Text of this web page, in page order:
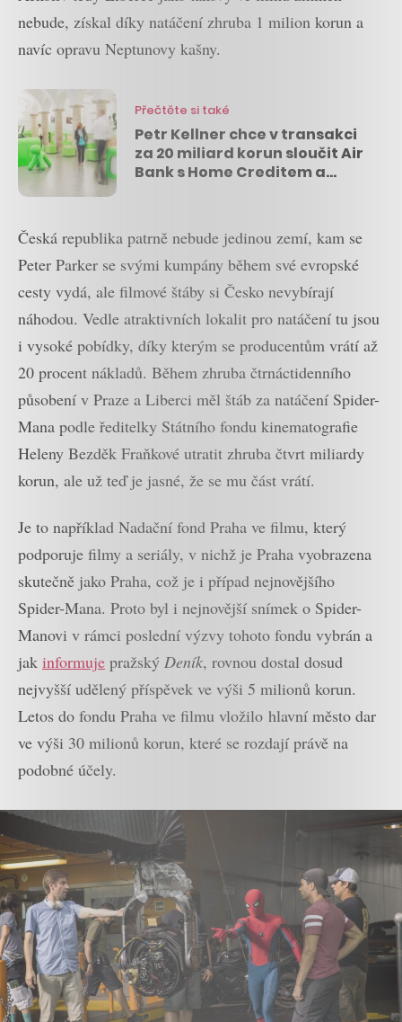
nebude, získal díky natáčení zhruba 1 milion korun a
navíc opravu Neptunovy kašny.
Přečtěte si také
Petr Kellner chce v transakci
za 20 miliard korun sloučit Air
Bank s Home Creditem a
Česká republika patrně nebude jedinou zemí, kam se
Peter Parker se svými kumpány během své evropské
cesty vydá, ale filmové štáby si Česko nevybírají
náhodou. Vedle atraktivních lokalit pro natáčení tu jsou
i vysoké pobídky, díky kterým se producentům vrátí až
20 procent nákladů. Během zhruba čtrnáctidenního
působení v Praze a Liberci měl štáb za natáčení Spider-
Mana podle ředitelky Státního fondu kinematografie
Heleny Bezděk Fraňkové utratit zhruba čtvrt miliardy
korun, ale už teď je jasné, že se mu část vrátí.
Je to například Nadační fond Praha ve filmu, který
podporuje filmy a seriály, v nichž je Praha vyobrazena
skutečně jako Praha, což je i případ nejnovějšího
Spider-Mana. Proto byl i nejnovější snímek o Spider-
Manovi v rámci poslední výzvy tohoto fondu vybrán a
jak informuje pražský Deník, rovnou dostal dosud
nejvyšší udělený příspěvek ve výši 5 milionů korun.
Letos do fondu Praha ve filmu vložilo hlavní město dar
ve výši 30 milionů korun, které se rozdají právě na
podobné účely.